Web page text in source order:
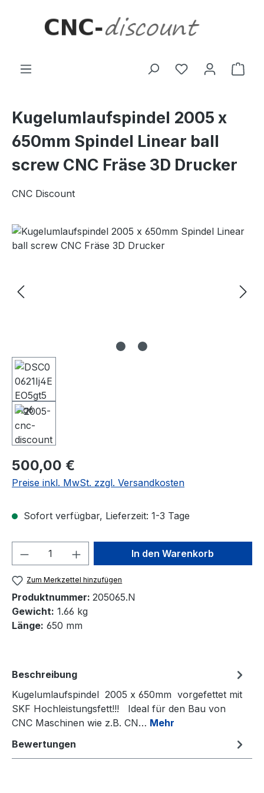
Kugelumlaufspindel 2005 x
650mm Spindel Linear ball
screw CNC Fräse 3D Drucker
CNC Discount
Bildergalerie überspringen
Regulärer Preis:
500,00 €
Preise inkl. MwSt. zzgl. Versandkosten
Sofort verfügbar, Lieferzeit: 1-3 Tage
Produkt Anzahl: Gib denIn den Warenkorb
Zum Merkzettel hinzufügen
Produktnummer: 205065.N
Gewicht: 1.66 kg
Länge: 650 mm
Beschreibung
Kugelumlaufspindel 2005 x 650mm vorgefettet mit
SKF Hochleistungsfett!!! Ideal für den Bau von
CNC Maschinen wie z.B. CN… Mehr
Bewertungen